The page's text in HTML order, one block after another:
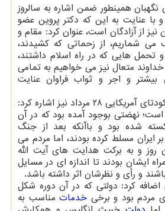
همینطور ضمن اشاره به سالروز
و با عنایت به این که دکتر پروین عضو
از آزادگان است، عنوان کرد: مقام و
می شماریم، از زحماتی که کشیدند،
تحمل هایی که در راه اسلام داشتند،
خداوند متعال نیز می خواهیم به تمامی
بیشتر و اجر و ثواب فراوان عنایت
وی در رابطه با سالروز کودتای آمریکایی ۲۸ مرداد نیز اشاره کرد:
است؛ نهضتی بوجود آمده بود که در آن
شده بود و باآنکه بعد از جنگ
ایران مسلط کرده بودند، اما مردم می
روز و به برکت هدایت های آیت الله
ایشان بودند تا اندازه ای در مسایل
و رأی و نظرشان اثر داشته باشد.
کرد: دولتی که در آن دوره شکل
مردم بود و برخی خدماتمناسب به